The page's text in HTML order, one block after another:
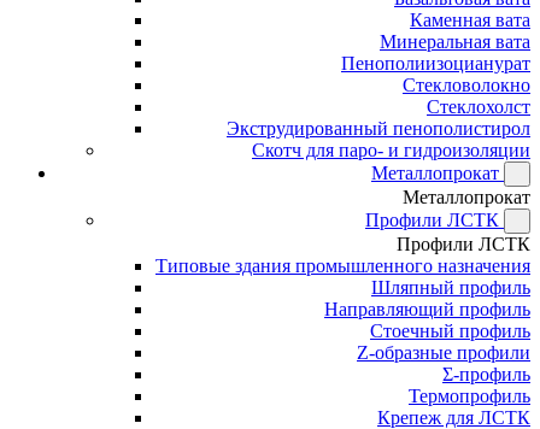
Каменная вата
Минеральная вата
Пенополиизоцианурат
Стекловолокно
Стеклохолст
Экструдированный пенополистирол
Скотч для паро- и гидроизоляции
Металлопрокат
Металлопрокат
Профили ЛСТК
Профили ЛСТК
Типовые здания промышленного назначения
Шляпный профиль
Направляющий профиль
Стоечный профиль
Z-образные профили
Σ-профиль
Термопрофиль
Крепеж для ЛСТК